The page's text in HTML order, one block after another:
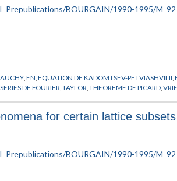
,EN ,EQUATION DE KADOMTSEV-PETVIASHVILII ,
SERIES DE FOURIER ,TAYLOR ,THEOREME DE PICARD ,
for certain lattice